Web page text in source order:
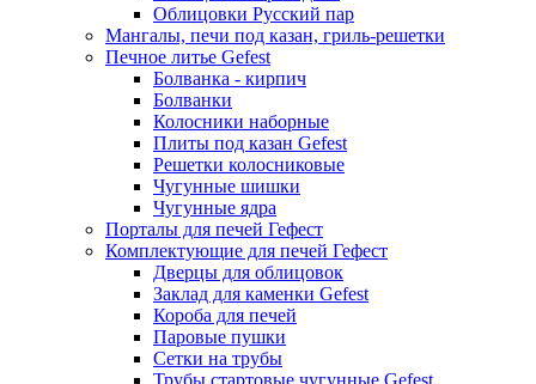
Облицовки Русский пар
Мангалы, печи под казан, гриль-решетки
Печное литье Gefest
Болванка - кирпич
Болванки
Колосники наборные
Плиты под казан Gefest
Решетки колосниковые
Чугунные шишки
Чугунные ядра
Порталы для печей Гефест
Комплектующие для печей Гефест
Дверцы для облицовок
Заклад для каменки Gefest
Короба для печей
Паровые пушки
Сетки на трубы
Трубы стартовые чугунные Gefest